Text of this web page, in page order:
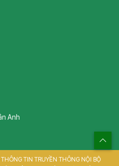
Anh
TIN TRUYỀN THÔNG NỘI BỘ